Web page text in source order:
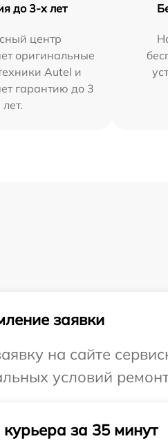
до 3-х лет
центр
оригинальные
Autel и
гарантию до 3
лет.
заявки
на сайте
условий
за 35 минут